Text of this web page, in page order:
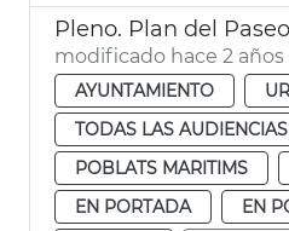
Pleno. Plan del
modificado hace 2 años
AYUNTAMIENTO
TODAS LAS AUDIENCIAS
POBLATS MARITIMS
EN PORTADA
EN